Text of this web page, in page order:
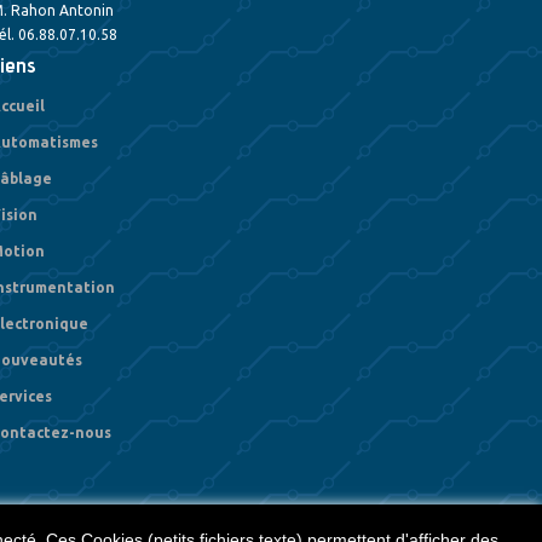
Rahon Antonin
06.88.07.10.58
nous